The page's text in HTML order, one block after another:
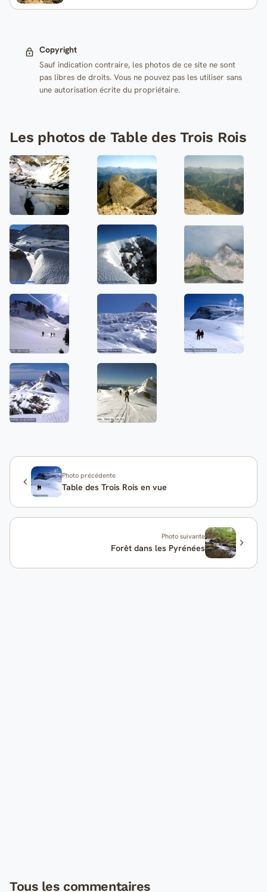
Copyright
Sauf indication contraire, les photos de ce site ne sont
pas libres de droits. Vous ne pouvez pas les utiliser sans
une autorisation écrite du propriétaire.
Les photos de Table des Trois Rois
Photo précédente
Table des Trois Rois en vue
Photo suivante
Forêt dans les Pyrénées
Tous les commentaires